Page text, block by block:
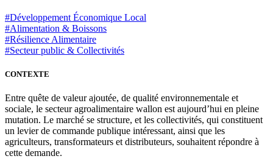
#Développement Économique Local
#Alimentation & Boissons
#Résilience Alimentaire
#Secteur public & Collectivités
CONTEXTE
Entre quête de valeur ajoutée, de qualité environnementale et
sociale, le secteur agroalimentaire wallon est aujourd’hui en pleine
mutation. Le marché se structure, et les collectivités, qui constituent
un levier de commande publique intéressant, ainsi que les
agriculteurs, transformateurs et distributeurs, souhaitent répondre à
cette demande.